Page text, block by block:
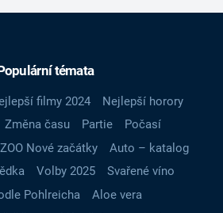
témata
filmy 2024
Nejlepší horory
Změna času Partie
Počasí
ZOO Nové začátky
Auto – katalog
Volby 2025
Svařené víno
Pohlreicha
Aloe vera